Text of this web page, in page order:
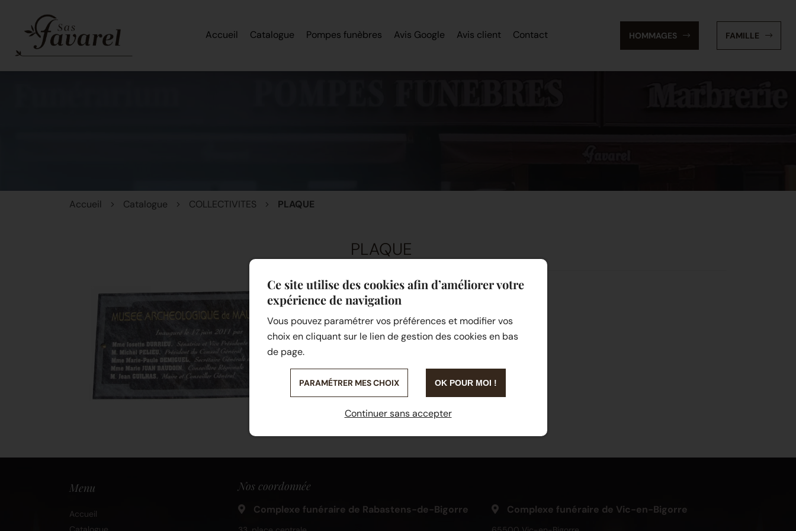
HOMMAGES
Accueil Catalogue Pompes funèbres Avis Google Avis client Contact FAMILLE
Accueil Catalogue COLLECTIVITES PLAQUE
PLAQUE
Référence PLAQUE
SUR MESURE
Menu
Accueil
Nos coordonnée
Complexe funéraire de Rabastens-de-Bigorre Complexe funéraire de Vic-en-Bigorre
Ce site utilise des cookies afin d’améliorer votre
expérience de navigation
Vous pouvez paramétrer vos préférences et modifier vos
choix en cliquant sur le lien de gestion des cookies en bas
de page.
PARAMÉTRER MES CHOIX OK POUR MOI !
Continuer sans accepter